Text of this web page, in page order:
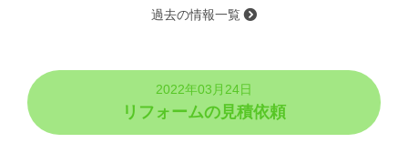
過去の情報一覧
2022年03月24日
リフォームの見積依頼